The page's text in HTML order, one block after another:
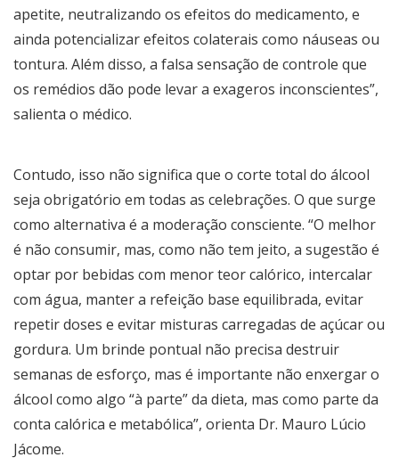
apetite, neutralizando os efeitos do medicamento, e
ainda potencializar efeitos colaterais como náuseas ou
tontura. Além disso, a falsa sensação de controle que
os remédios dão pode levar a exageros inconscientes”,
salienta o médico.
Contudo, isso não significa que o corte total do álcool
seja obrigatório em todas as celebrações. O que surge
como alternativa é a moderação consciente. “O melhor
é não consumir, mas, como não tem jeito, a sugestão é
optar por bebidas com menor teor calórico, intercalar
com água, manter a refeição base equilibrada, evitar
repetir doses e evitar misturas carregadas de açúcar ou
gordura. Um brinde pontual não precisa destruir
semanas de esforço, mas é importante não enxergar o
álcool como algo “à parte” da dieta, mas como parte da
conta calórica e metabólica”, orienta Dr. Mauro Lúcio
Jácome.